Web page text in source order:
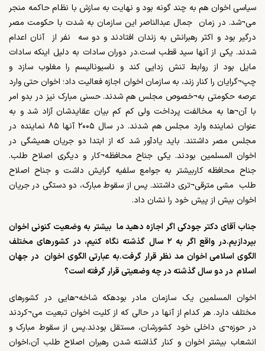
سیاسی اخوان هم به چند گونه بود و نهایت به سازش با نظام حاکمه منجر
می¬شد. در زمان جمال عبدالناصر این سازمان به شدت با حکومت مصر
درگیر بود و اکثر رهبرانش به زندان افتادند و دو سه نفر از آنان اعدام
شدند. یکی از آنها سید قطب است.در دوران سادات به دلیل اینکه سادات
مایل بود از روابط تنش زدایی کند و ناسیونالیسم را مغلوب سازد و
چپ¬گرایان را کنار زند، به سازمان اخوان اجازه فعالیت داد؛ اخوان حتی وارد
عرصه حکومتی به¬خصوص مجلس هم شدند. حسنی مبارک نیز در بدو امر
با آن¬ها به مخالفت پرداخت ولی کم کم بیان عقایدشان آزاد شد و به
عنوان نماینده وارد مجلس هم شدند. در سال ۲۰۰۵ آنها ۸۵ نماینده در
مجلس مصر داشتند. باید یادآور شد که از ابتدا دو جریان همیشگی در
اخوان المسلمین بودند. یکی جناح محافظه¬کار و دیگری اصلاح طلب.
جناح محافظه کاربیشتر به جوامع سلفیه گرایش داشت و جناح اصلاح
طلب مشی مترقی¬تری داشتند. پس از سقوط مبارک، دو دستگی در جریان
اخوان بیش از پیش خود را نشان داد.
جناب آقای دکتر جودکی اگر اجازه دهید ما بیشتر به وضعیت کنونی اخوان
بپردازیم.در واقع اگر به ۲ سال گذشته نگاه کنیم، در کشورهای مختلف
الگوی اسلامی اخوان مد نظر قرار گرفت.به عبارتی الگوی اخوان در جهان
اسلام در دو سال گذشته در چه وضعیتی قرار گرفته است؟
اخوان المسلمین یک سازمان مادر بودهکه شاخه¬هایی در کشورهای
مختلف دارد. هر کدام از آنها در حالی که از کلیت اخوان تبعیت می¬کردند
در حوزه¬ی داخلی خود کشورشان، مستقل بودند.پس از سقوط مبارک و
انشعاب بیشتر اخوان و کنار گذاشته شدن رهبران اصلاح طلب آن،اخوان